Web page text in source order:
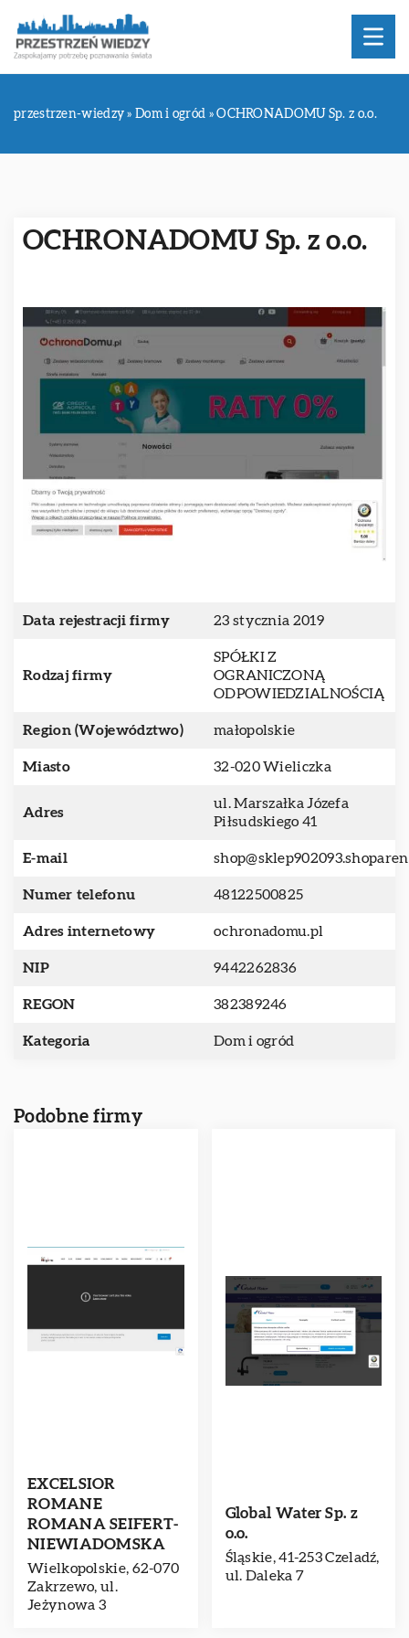
przestrzen-wiedzy »Dom i ogród »OCHRONADOMU Sp. z o.o.
OCHRONADOMU Sp. z o.o.
Data rejestracji firmy 23 stycznia 2019
Rodzaj firmy
SPÓŁKI Z
OGRANICZONĄ
ODPOWIEDZIALNOŚCIĄ
Region (Województwo) małopolskie
Miasto 32-020 Wieliczka
Adres
ul. Marszałka Józefa
Piłsudskiego 41
E-mail
Numer telefonu 48122500825
Adres internetowy ochronadomu.pl
NIP 9442262836
REGON 382389246
Kategoria Dom i ogród
Podobne firmy
EXCELSIOR
ROMANE
ROMANA SEIFERT-
NIEWIADOMSKA
Wielkopolskie, 62-070
Zakrzewo, ul.
Jeżynowa 3
Global Water Sp. z
o.o.
Śląskie, 41-253 Czeladź,
ul. Daleka 7